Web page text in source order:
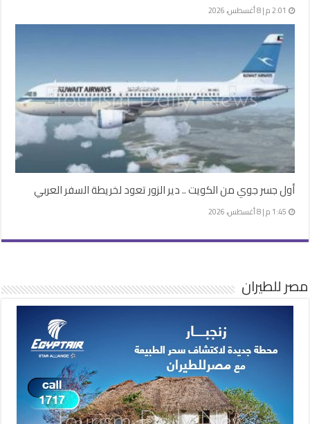
2:01 م | 8 أغسطس، 2026
أول جسر جوي من الكويت .. دير الزور تعود لخريطة السفر العربي
1:45 م | 8 أغسطس، 2026
مصر للطيران